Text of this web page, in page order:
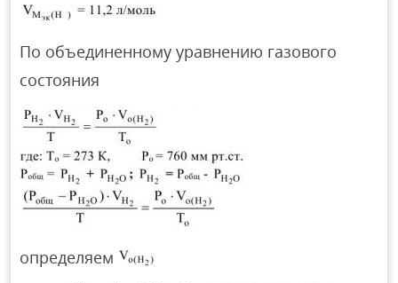
По объединенному уравнению газового
состояния
определяем